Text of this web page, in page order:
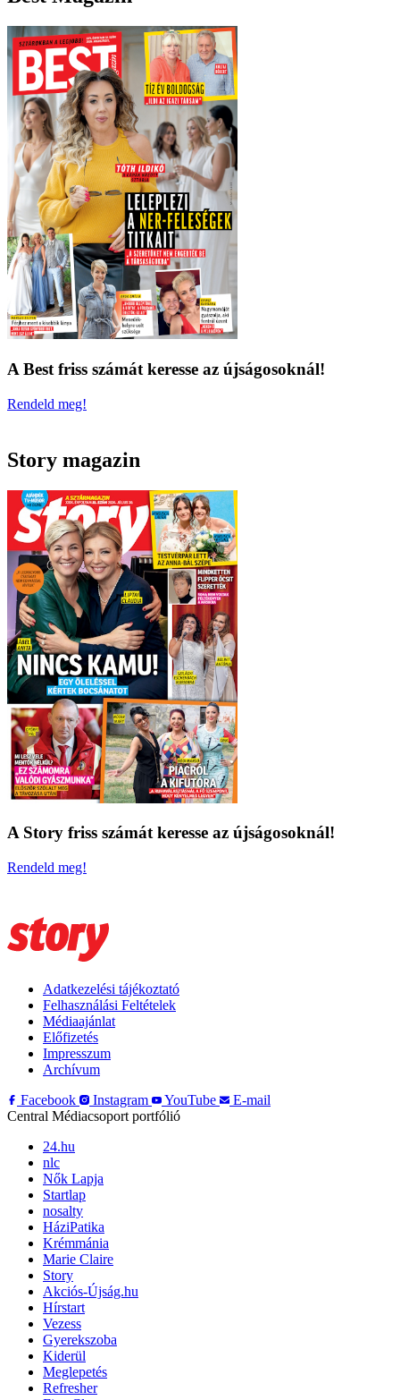
A Best friss számát keresse az újságosoknál!
Rendeld meg!
Story magazin
A Story friss számát keresse az újságosoknál!
Rendeld meg!
Adatkezelési tájékoztató
Felhasználási Feltételek
Médiaajánlat
Előfizetés
Impresszum
Archívum
Facebook
Instagram YouTube
E-mail
Central Médiacsoport portfólió
24.hu
nlc
Nők Lapja
Startlap
nosalty
HáziPatika
Krémmánia
Marie Claire
Story
Akciós-Újság.hu
Hírstart
Vezess
Gyerekszoba
Kiderül
Meglepetés
Refresher